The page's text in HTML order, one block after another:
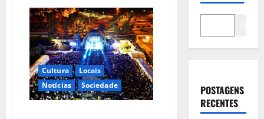
gratuitos
para
o
eclipse
solar
já
esgotaram.
Pode
comprá-
los
em
lojas
Cultura
Locais
Notícias
Sociedade
POSTAGENS
RECENTES